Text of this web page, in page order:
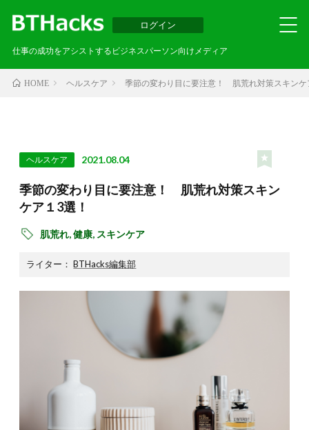
ログイン
仕事の成功をアシストするビジネスパーソン向けメディア
HOME ヘルスケア 季節の変わり目に要注意！ 肌荒れ対策スキンケ
ヘルスケア 2021.08.04
季節の変わり目に要注意！ 肌荒れ対策スキン
ケア１3選！
肌荒れ,健康, スキンケア
ライター：BTHacks編集部